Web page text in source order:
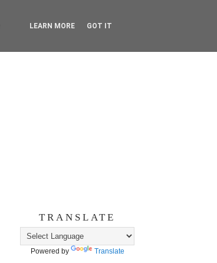
TRANSLATE
Powered by Translate
LEARN MORE GOT IT